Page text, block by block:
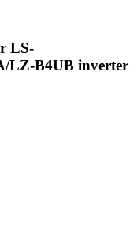
LS-
LZ-B4UB inverter